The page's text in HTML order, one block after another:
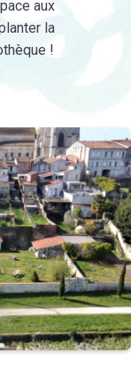
aux
la
!